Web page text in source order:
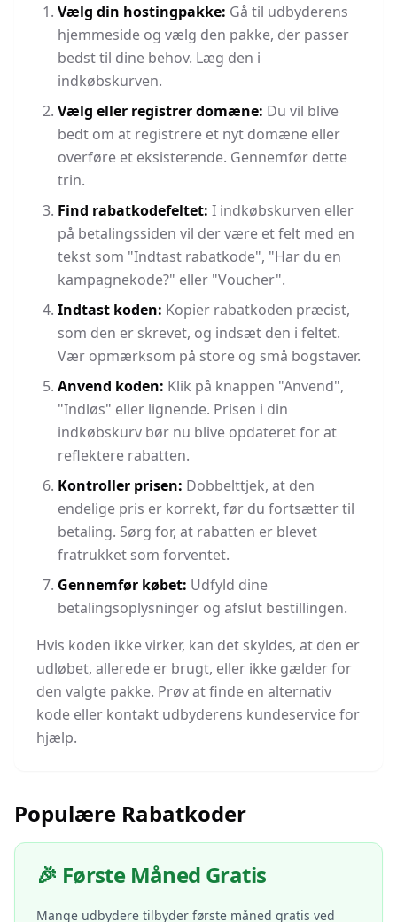
Vælg din hostingpakke: Gå til udbyderens
hjemmeside og vælg den pakke, der passer
bedst til dine behov. Læg den i
indkøbskurven.
Vælg eller registrer domæne: Du vil blive
bedt om at registrere et nyt domæne eller
overføre et eksisterende. Gennemfør dette
trin.
Find rabatkodefeltet: I indkøbskurven eller
på betalingssiden vil der være et felt med en
tekst som "Indtast rabatkode", "Har du en
kampagnekode?" eller "Voucher".
Indtast koden: Kopier rabatkoden præcist,
som den er skrevet, og indsæt den i feltet.
Vær opmærksom på store og små bogstaver.
Anvend koden: Klik på knappen "Anvend",
"Indløs" eller lignende. Prisen i din
indkøbskurv bør nu blive opdateret for at
reflektere rabatten.
Kontroller prisen: Dobbelttjek, at den
endelige pris er korrekt, før du fortsætter til
betaling. Sørg for, at rabatten er blevet
fratrukket som forventet.
Gennemfør købet: Udfyld dine
betalingsoplysninger og afslut bestillingen.
Hvis koden ikke virker, kan det skyldes, at den er
udløbet, allerede er brugt, eller ikke gælder for
den valgte pakke. Prøv at finde en alternativ
kode eller kontakt udbyderens kundeservice for
hjælp.
Populære Rabatkoder
🎉 Første Måned Gratis
Mange udbydere tilbyder første måned gratis ved